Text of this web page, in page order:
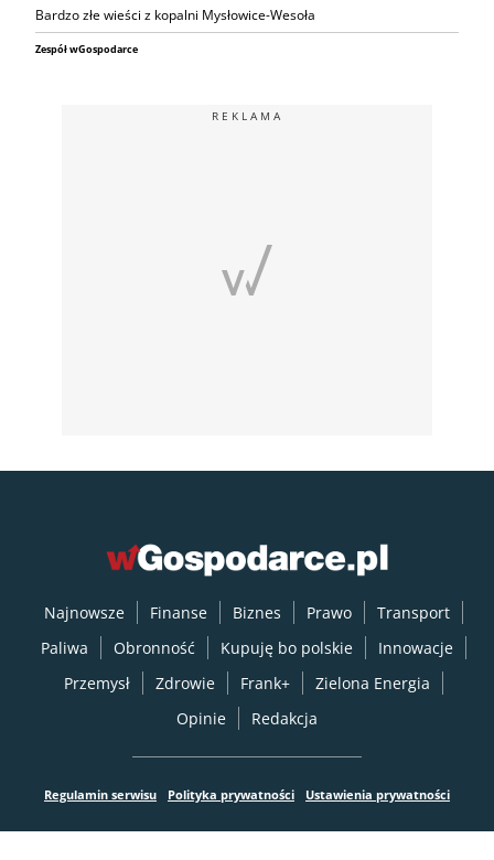
Bardzo złe wieści z kopalni Mysłowice-Wesoła
Zespół wGospodarce
REKLAMA
Najnowsze Finanse Biznes Prawo
Transport
Paliwa
Obronność Kupuję bo polskie
Innowacje
Przemysł
Zdrowie Frank+
Zielona Energia
Opinie
Redakcja
Regulamin serwisu Polityka prywatności Ustawienia prywatności